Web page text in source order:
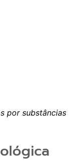
por substâncias